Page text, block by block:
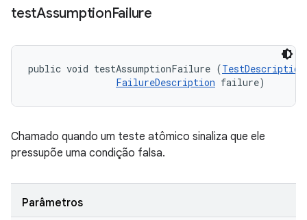
testAssumptionFailure
public void testAssumptionFailure (TestDescription
FailureDescription failure)
Chamado quando um teste atômico sinaliza que ele
pressupõe uma condição falsa.
Parâmetros